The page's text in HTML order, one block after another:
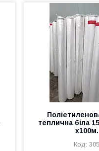
теплична біла
х100м.
305